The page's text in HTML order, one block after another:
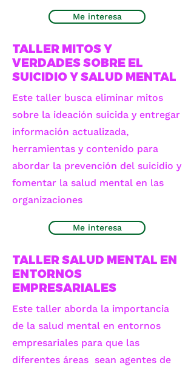
Me interesa
TALLER MITOS Y
VERDADES SOBRE EL
SUICIDIO Y SALUD MENTAL
Este taller busca eliminar mitos
sobre la ideación suicida y entregar
información actualizada,
herramientas y contenido para
abordar la prevención del suicidio y
fomentar la salud mental en las
organizaciones
Me interesa
TALLER SALUD MENTAL EN
ENTORNOS
EMPRESARIALES
Este taller aborda la importancia
de la salud mental en entornos
empresariales para que las
diferentes áreas sean agentes de